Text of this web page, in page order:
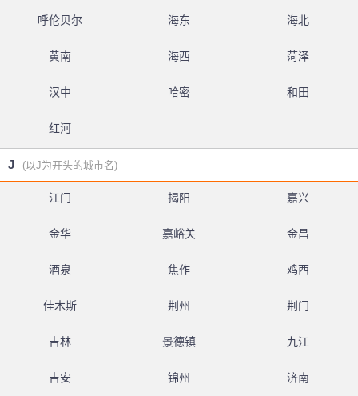
呼伦贝尔 海东 海北
黄南 海西 菏泽
汉中 哈密 和田
红河
J (以J为开头的城市名)
江门 揭阳 嘉兴
金华 嘉峪关 金昌
酒泉 焦作 鸡西
佳木斯 荆州 荆门
吉林 景德镇 九江
吉安 锦州 济南